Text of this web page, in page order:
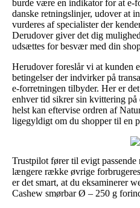
burde være en indikator for at e-
danske retningslinjer, udover at
vurderes af specialister der
Derudover giver det dig
udsættes for besvær med din
Herudover foreslår vi at kunden
betingelser der indvirker på
e-forretningen tilbyder. Her er
enhver tid sikrer sin kvittering på
helst kan eftervise ordren af
ligegyldigt om du shopper til en
Trustpilot fører til evigt
længere række øvrige
er det smart, at du eksaminerer
Cashew smørbar Ø – 250 g